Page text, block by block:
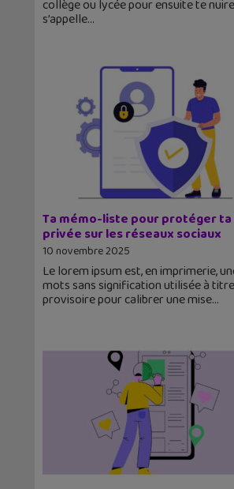
collège ou lycée pour ensuite te
s’appelle
Ta mémo-liste pour protéger ta
privée sur les réseaux sociaux
10 novembre 2025
Le lorem ipsum est, en imprimerie,
mots sans signification utilisée à titre
provisoire pour calibrer une mise